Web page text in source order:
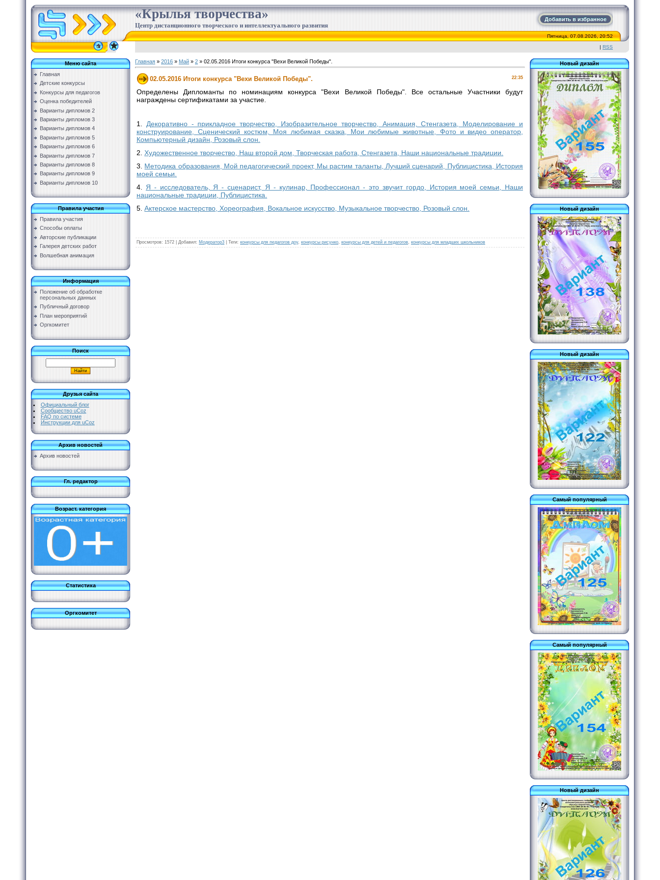
Добавить в избранное
«Крылья творчества»
Центр дистанционного творческого и интеллектуального развития
Пятница, 07.08.2026, 20:52
| RSS
Меню сайта
Главная
Детские конкурсы
Конкурсы для педагогов
Оценка победителей
Варианты дипломов 2
Варианты дипломов 3
Варианты дипломов 4
Варианты дипломов 5
Варианты дипломов 6
Варианты дипломов 7
Варианты дипломов 8
Варианты дипломов 9
Варианты дипломов 10
Правила участия
Правила участия
Способы оплаты
Авторские публикации
Галерея детских работ
Волшебная анимация
Информация
Положение об обработке
персональных данных
Публичный договор
План мероприятий
Оргкомитет
Поиск
Друзья сайта
Официальный блог
Сообщество uCoz
FAQ по системе
Инструкции для uCoz
Архив новостей
Архив новостей
Гл. редактор
Возраст. категория
Статистика
Оргкомитет
Главная » 2016 » Май » 2 » 02.05.2016 Итоги конкурса "Вехи Великой Победы".
22:35
02.05.2016 Итоги конкурса "Вехи Великой Победы".
Определены Дипломанты по номинациям конкурса "Вехи Великой Победы". Все остальные Участники будут
награждены сертификатами за участие.
1. Декоративно - прикладное творчество, Изобразительное творчество, Анимация, Стенгазета, Моделирование и
конструирование, Сценический костюм, Моя любимая сказка, Мои любимые животные, Фото и видео оператор,
Компьютерный дизайн, Розовый слон.
2. Художественное творчество, Наш второй дом, Творческая работа, Стенгазета, Наши национальные традиции.
3. Методика образования, Мой педагогический проект, Мы растим таланты, Лучший сценарий, Публицистика, История
моей семьи.
4. Я - исследователь, Я - сценарист, Я - кулинар, Профессионал - это звучит гордо, История моей семьи, Наши
национальные традиции, Публицистика.
5. Актерское мастерство, Хореография, Вокальное искусство, Музыкальное творчество, Розовый слон.
Просмотров: 1572 Добавил: Модератор3 Теги: конкурсы для педагогов доу, конкурсы рисунко конкурсы для детей и педагогов конкурсы для младших школьников
Новый дизайн
Новый дизайн
Новый дизайн
Самый популярный
Самый популярный
Новый дизайн